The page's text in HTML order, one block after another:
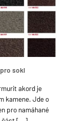
sokl
akord je
kamene. Jde o
pro namáhané